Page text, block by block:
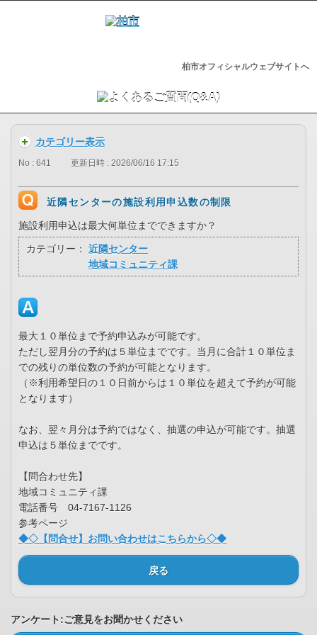
柏市オフィシャルウェブサイトへ
カテゴリー表示
No : 641 更新日時 : 2026/06/16 17:15
近隣センターの施設利用申込数の制限
施設利用申込は最大何単位までできますか？
カテゴリー：
近隣センター
地域コミュニティ課
最大１０単位まで予約申込みが可能です。
ただし翌月分の予約は５単位までです。当月に合計１０単位ま
での残りの単位数の予約が可能となります。
（※利用希望日の１０日前からは１０単位を超えて予約が可能
となります）
なお、翌々月分は予約ではなく、抽選の申込が可能です。抽選
申込は５単位までです。
【問合わせ先】
地域コミュニティ課
電話番号 04-7167-1126
参考ページ
◆◇【問合せ】お問い合わせはこちらから◇◆
戻る
アンケート:ご意見をお聞かせください